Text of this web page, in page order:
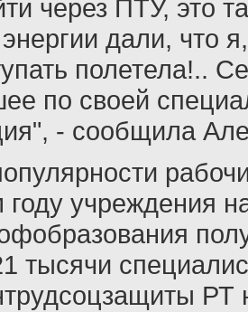
через ПТУ, это
дали, что
полетела!..
по своей
- сообщила
учреждения
тысячи
РТ